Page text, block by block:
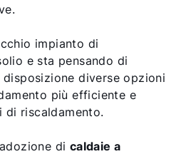
impianto di
e sta pensando di
diverse opzioni
più efficiente e
di riscaldamento.
di caldaie a